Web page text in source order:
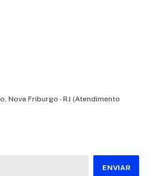
Nova Friburgo - RJ (Atendimento